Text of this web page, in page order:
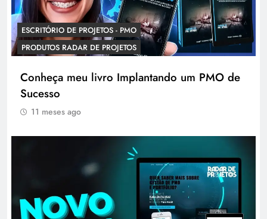
ESCRITÓRIO DE PROJETOS - PMO
PRODUTOS RADAR DE PROJETOS
Conheça meu livro Implantando um PMO de
Sucesso
11 meses ago